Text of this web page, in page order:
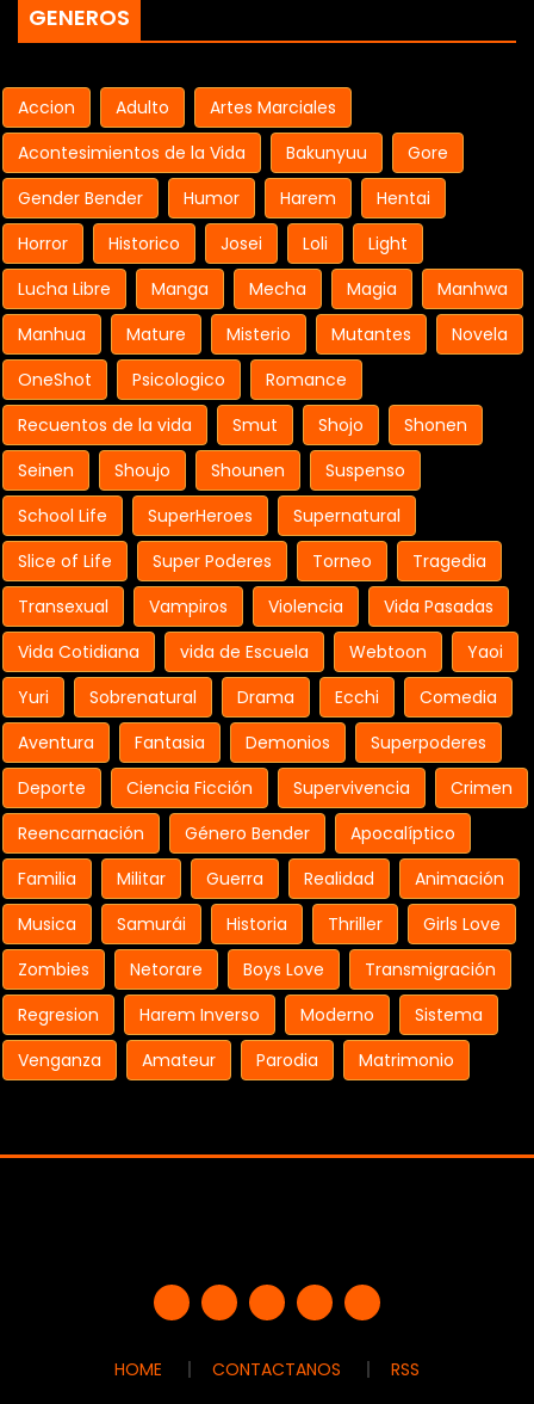
GENEROS
Accion Adulto
Artes Marciales
Acontesimientos de la Vida
Bakunyuu
Gore
Gender Bender
Humor Harem
Hentai
Horror
Historico Josei Loli
Light
Lucha Libre
Manga Mecha Magia
Manhwa
Manhua
Mature Misterio Mutantes
Novela
OneShot
Psicologico
Romance
Recuentos de la vida
Smut Shojo
Shonen
Seinen
Shoujo Shounen
Suspenso
School Life
SuperHeroes
Supernatural
Slice of Life
Super Poderes Torneo
Tragedia
Transexual
Vampiros Violencia
Vida Pasadas
Vida Cotidiana
vida de Escuela Webtoon
Yaoi
Yuri
Sobrenatural Drama Ecchi
Comedia
Aventura
Fantasia Demonios
Superpoderes
Deporte
Ciencia Ficción Supervivencia
Crimen
Reencarnación
Género Bender
Apocalíptico
Familia
Militar Guerra Realidad
Animación
Musica
Samurái Historia Thriller
Girls Love
Zombies
Netorare Boys Love
Transmigración
Regresion
Harem Inverso Moderno
Sistema
Venganza
Amateur Parodia Matrimonio
HOME CONTACTANOS RSS